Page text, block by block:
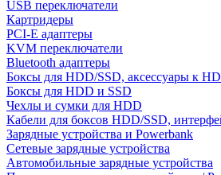
USB переключатели
Картридеры
PCI-E адаптеры
KVM переключатели
Bluetooth адаптеры
Боксы для HDD/SSD, аксессуары к
Боксы для HDD и SSD
Чехлы и сумки для HDD
Кабели для боксов HDD/SSD,
Зарядные устройства и Powerbank
Сетевые зарядные устройства
Автомобильные зарядные устройства